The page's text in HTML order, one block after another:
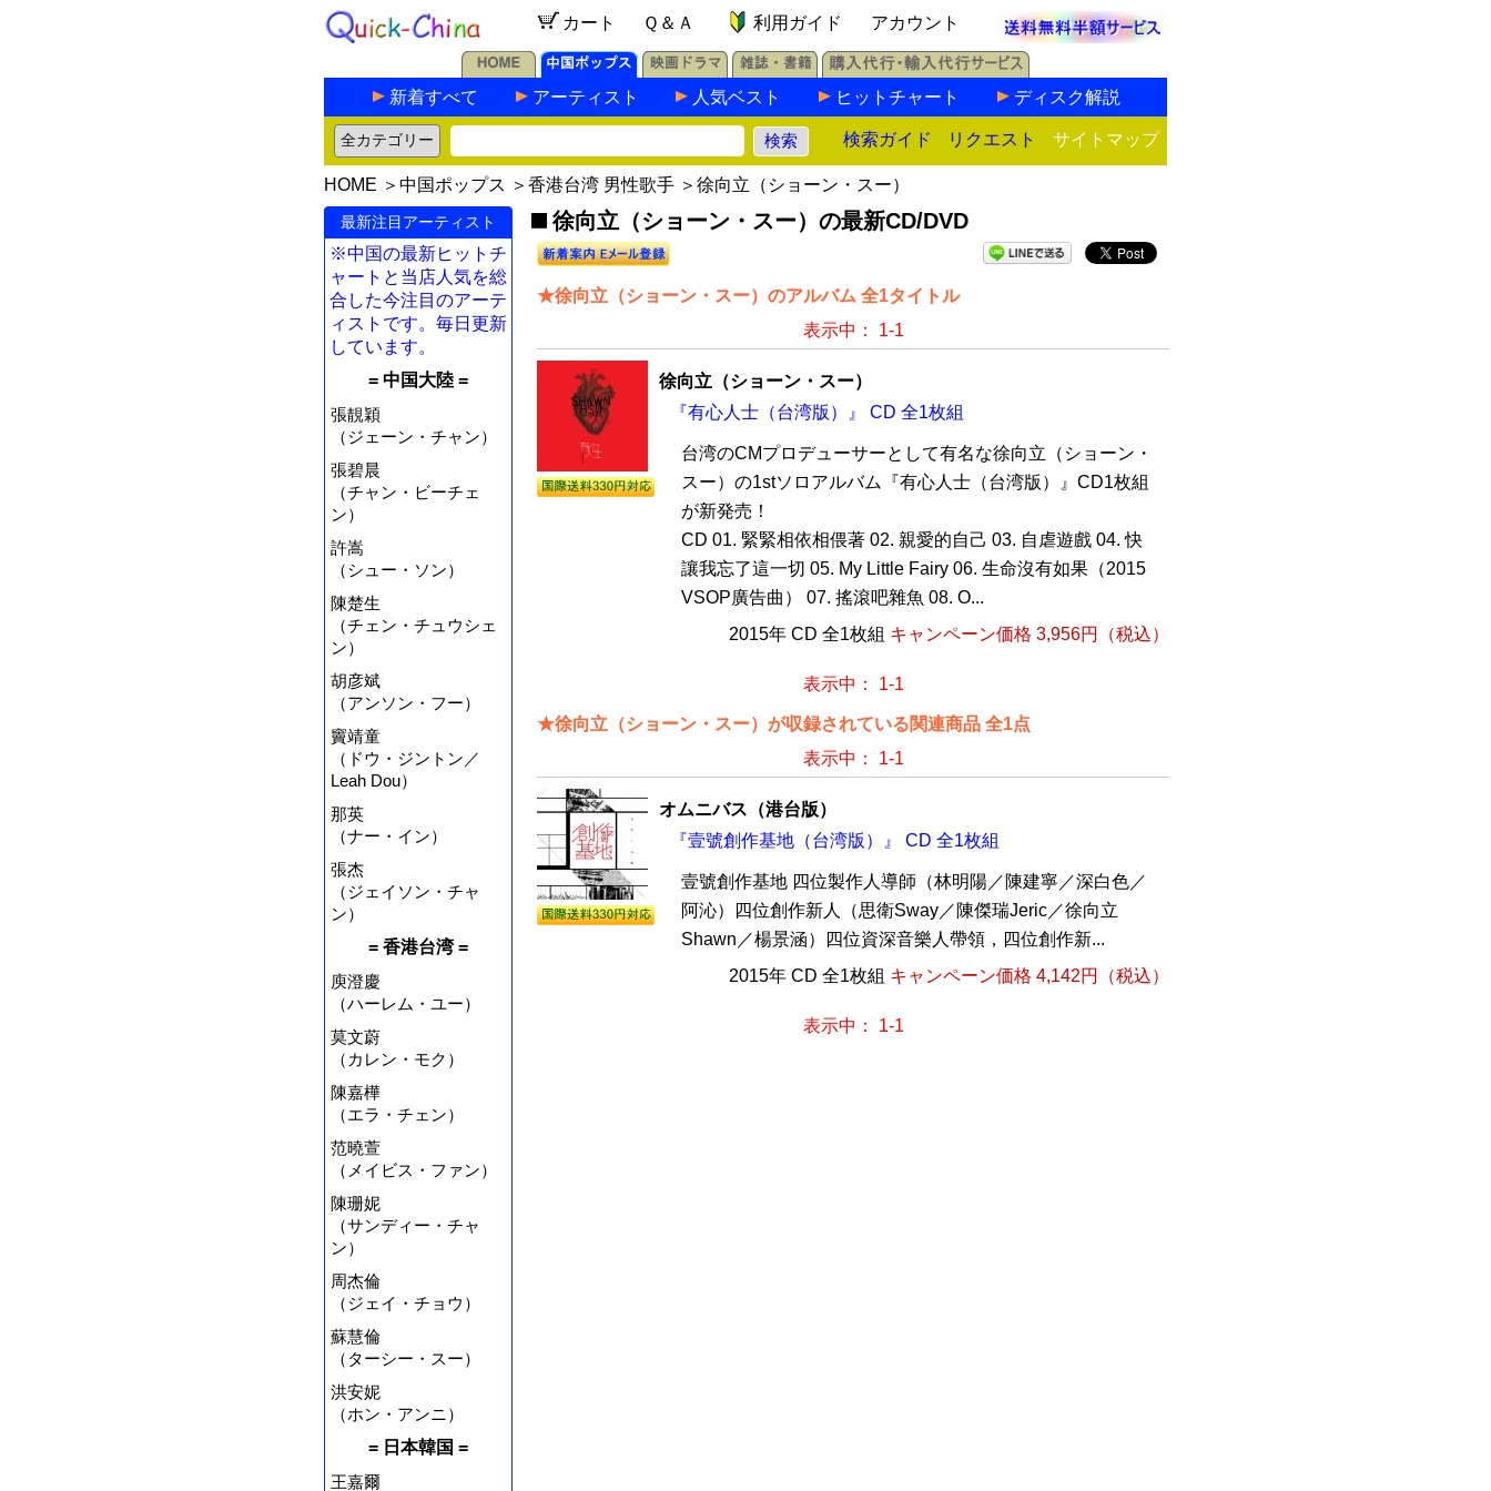
カート Ｑ＆Ａ 利用ガイド アカウント
新着すべて アーティスト 人気ベスト ヒットチャート ディスク解説
検索ガイド リクエスト サイトマップ
HOME ＞ 中国ポップス ＞ 香港台湾 男性歌手 ＞徐向立（ショーン・スー）
最新注目アーティスト
※中国の最新ヒットチ
ャートと当店人気を総
合した今注目のアーテ
ィストです。毎日更新
しています。
= 中国大陸 =
張靚穎
（ジェーン・チャン）
張碧晨
（チャン・ビーチェ
ン）
許嵩
（シュー・ソン）
陳楚生
（チェン・チュウシェ
ン）
胡彦斌
（アンソン・フー）
竇靖童
（ドウ・ジントン／
Leah Dou）
那英
（ナー・イン）
張杰
（ジェイソン・チャ
ン）
= 香港台湾 =
庾澄慶
（ハーレム・ユー）
莫文蔚
（カレン・モク）
陳嘉樺
（エラ・チェン）
范曉萱
（メイビス・ファン）
陳珊妮
（サンディー・チャ
ン）
周杰倫
（ジェイ・チョウ）
蘇慧倫
（ターシー・スー）
洪安妮
（ホン・アンニ）
= 日本韓国 =
王嘉爾
徐向立（ショーン・スー）の最新CD/DVD
★徐向立（ショーン・スー）のアルバム 全1タイトル
表示中： 1-1
徐向立（ショーン・スー）
『有心人士（台湾版）』 CD 全1枚組
台湾のCMプロデューサーとして有名な徐向立（ショーン・
スー）の1stソロアルバム『有心人士（台湾版）』CD1枚組
が新発売！
CD 01. 緊緊相依相偎著 02. 親愛的自己 03. 自虐遊戲 04. 快
讓我忘了這一切 05. My Little Fairy 06. 生命沒有如果（2015
VSOP廣告曲） 07. 搖滾吧雜魚 08. O...
2015年 CD 全1枚組 キャンペーン価格 3,956円（税込）
表示中： 1-1
★徐向立（ショーン・スー）が収録されている関連商品 全1点
表示中： 1-1
オムニバス（港台版）
『壹號創作基地（台湾版）』 CD 全1枚組
壹號創作基地 四位製作人導師（林明陽／陳建寧／深白色／
阿沁）四位創作新人（思衛Sway／陳傑瑞Jeric／徐向立
Shawn／楊景涵）四位資深音樂人帶領，四位創作新...
2015年 CD 全1枚組 キャンペーン価格 4,142円（税込）
表示中： 1-1